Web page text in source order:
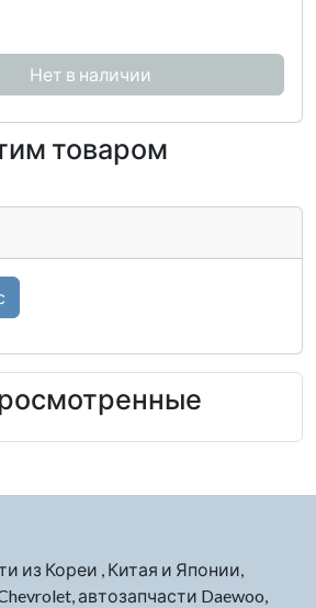
Нет в наличии
товаром
из Кореи , Китая и Японии,
автозапчасти Daewoo,